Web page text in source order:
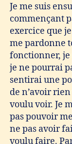
Je me suis
commençant
exercice que
me pardonne
fonctionner, je
je ne pourrai
sentirai une
de n’avoir
voulu voir. Je
pas pouvoir
ne pas avoir
voulu faire.